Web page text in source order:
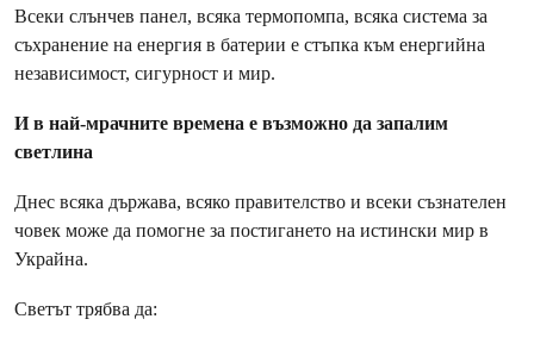
Всеки слънчев панел, всяка термопомпа, всяка система за
съхранение на енергия в батерии е стъпка към енергийна
независимост, сигурност и мир.
И в най-мрачните времена е възможно да запалим
светлина
Днес всяка държава, всяко правителство и всеки съзнателен
човек може да помогне за постигането на истински мир в
Украйна.
Светът трябва да: